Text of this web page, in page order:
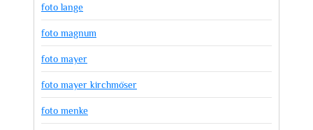
foto lange
foto magnum
foto mayer
foto mayer kirchmöser
foto menke